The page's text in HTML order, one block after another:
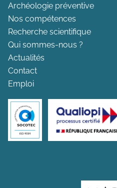
Archéologie préventive
Nos compétences
Recherche scientifique
Qui sommes-nous ?
Actualités
Contact
Emploi